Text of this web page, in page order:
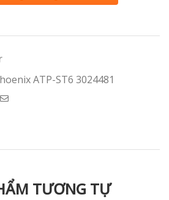
ATP-ST6 3024481
TƯƠNG TỰ